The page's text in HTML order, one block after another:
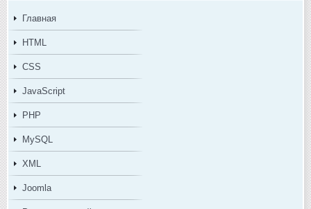
Главная
HTML
CSS
JavaScript
PHP
MySQL
XML
Joomla